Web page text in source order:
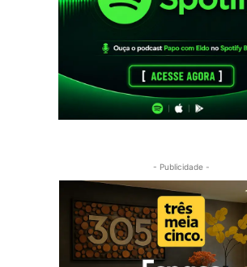
- Publicidade -